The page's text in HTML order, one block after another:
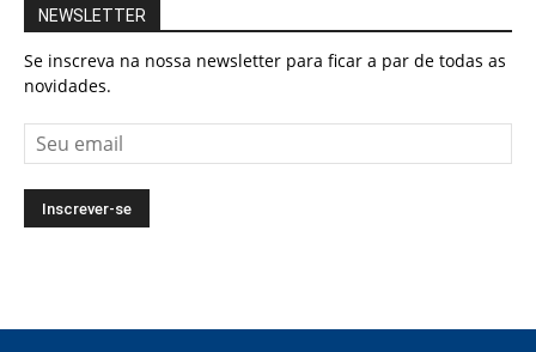
NEWSLETTER
Se inscreva na nossa newsletter para ficar a par de todas as
novidades.